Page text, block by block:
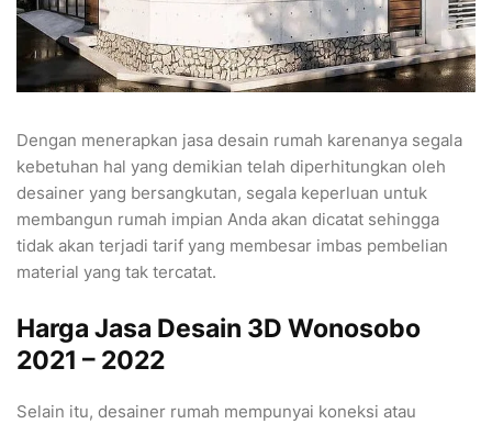
Dengan menerapkan jasa desain rumah karenanya segala
kebetuhan hal yang demikian telah diperhitungkan oleh
desainer yang bersangkutan, segala keperluan untuk
membangun rumah impian Anda akan dicatat sehingga
tidak akan terjadi tarif yang membesar imbas pembelian
material yang tak tercatat.
Harga Jasa Desain 3D Wonosobo
2021 – 2022
Selain itu, desainer rumah mempunyai koneksi atau